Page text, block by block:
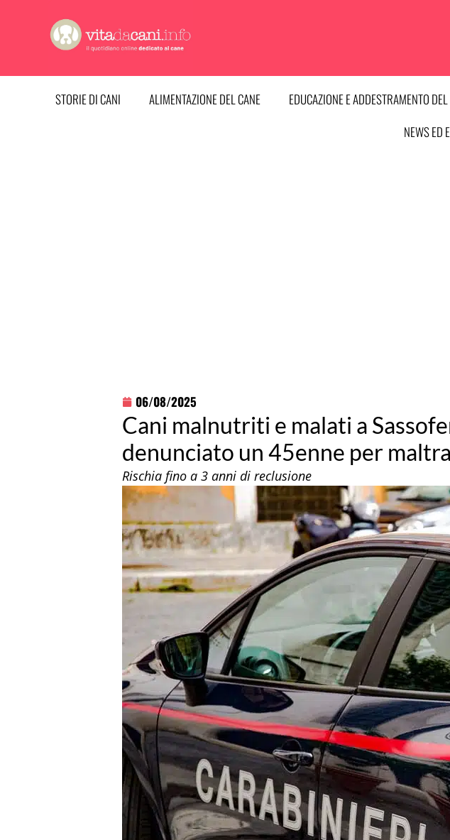
contenuto
STORIE DI CANI ALIMENTAZIONE DEL CANE EDUCAZIONE E ADDESTRAMENTO
NEWS ED
06/08/2025
Cani malnutriti e malati a
denunciato un 45enne per
Rischia fino a 3 anni di reclusione